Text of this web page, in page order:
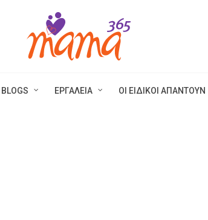
BLOGS ΕΡΓΑΛΕΙΑ ΟΙ ΕΙΔΙΚΟΙ ΑΠΑΝΤΟΥΝ